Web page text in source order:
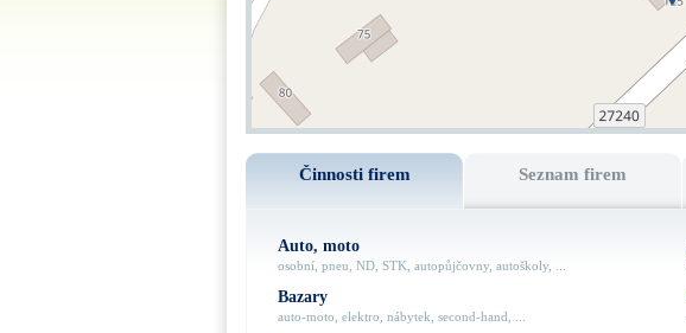
Činnosti firem Seznam firem
Auto, moto
osobní, pneu, ND, STK, autopůjčovny, autoškoly, ...
Bazary
auto-moto, elektro, nábytek, second-hand, ...